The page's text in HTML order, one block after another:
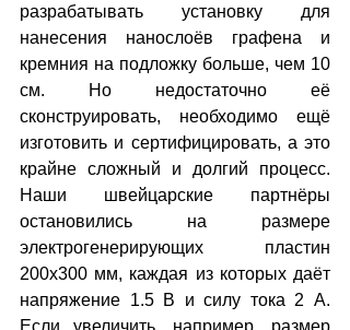
разрабатывать установку для
нанесения нанослоёв графена и
кремния на подложку больше, чем 10
см. Но недостаточно её
сконструировать, необходимо ещё
изготовить и сертифицировать, а это
крайне сложный и долгий процесс.
Наши швейцарские партнёры
остановились на размере
электрогенерирующих пластин
200х300 мм, каждая из которых даёт
напряжение 1.5 В и силу тока 2 А.